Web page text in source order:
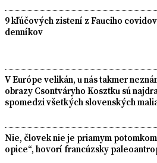
9 kľúčových zistení z Fauciho
denníkov
V Európe velikán, u nás takmer
obrazy Csontváryho Kosztku sú
spomedzi všetkých slovenských
Nie, človek nie je priamym
opice“, hovorí francúzsky